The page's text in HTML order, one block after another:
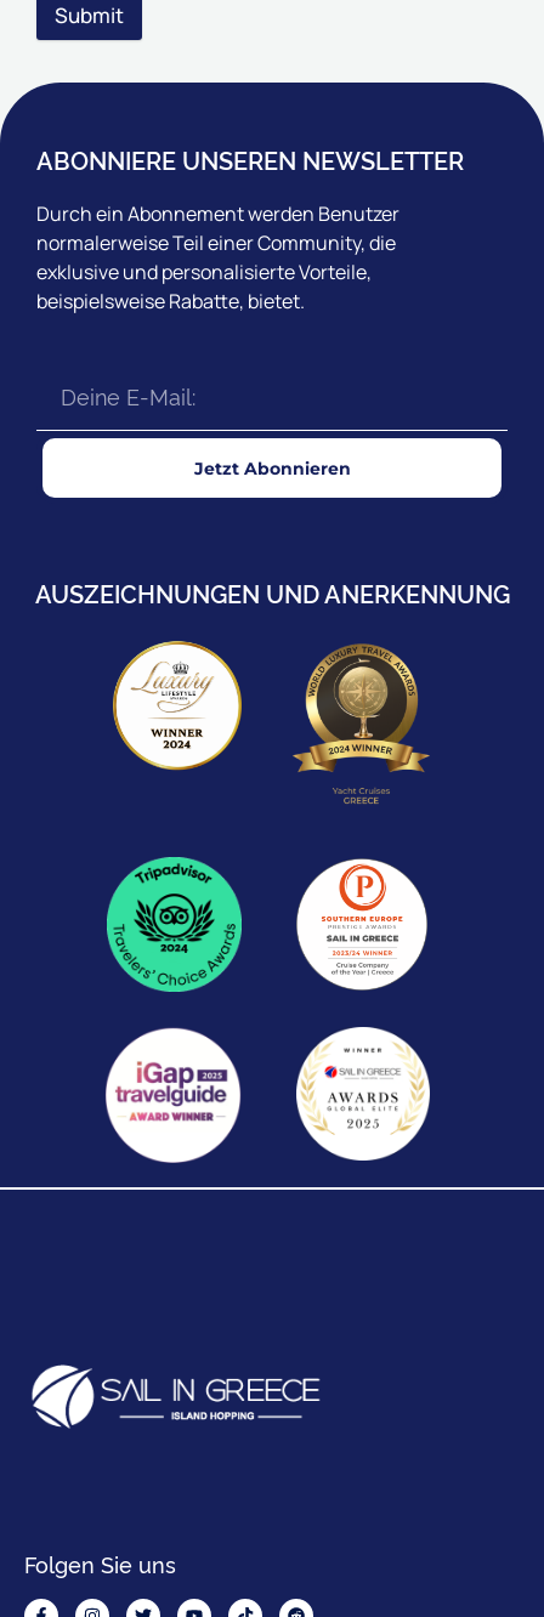
Submit
ABONNIERE UNSEREN NEWSLETTER
Durch ein Abonnement werden Benutzer
normalerweise Teil einer Community, die
exklusive und personalisierte Vorteile,
beispielsweise Rabatte, bietet.
Jetzt Abonnieren
AUSZEICHNUNGEN UND ANERKENNUNG
Folgen Sie uns